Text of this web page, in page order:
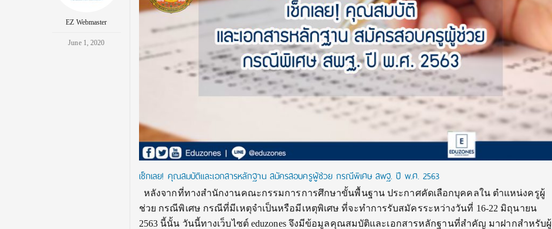
EZ Webmaster
June 1, 2020
เช็กเลย! คุณสมบัติและเอกสารหลักฐาน สมัครสอบครูผู้ช่วย กรณีพิเศษ สพฐ. ปี พ.ศ. 2563
หลังจากที่ทางสำนักงานคณะกรรมการการศึกษาขั้นพื้นฐาน ประกาศคัดเลือกบุคคลใน ตำแหน่งครูผู้
ช่วย กรณีพิเศษ กรณีที่มีเหตุจำเป็นหรือมีเหตุพิเศษ ที่จะทำการรับสมัครระหว่างวันที่ 16-22 มิถุนายน
2563 นี้นั้น วันนี้ทางเว็บไซต์ eduzones จึงมีข้อมูลคุณสมบัติและเอกสารหลักฐานที่สำคัญ มาฝากสำหรับผู้